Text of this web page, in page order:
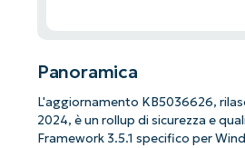
Panoramica
L'aggiornamento KB5036626,
2024, è un rollup di sicurezza e
Framework 3.5.1 specifico per